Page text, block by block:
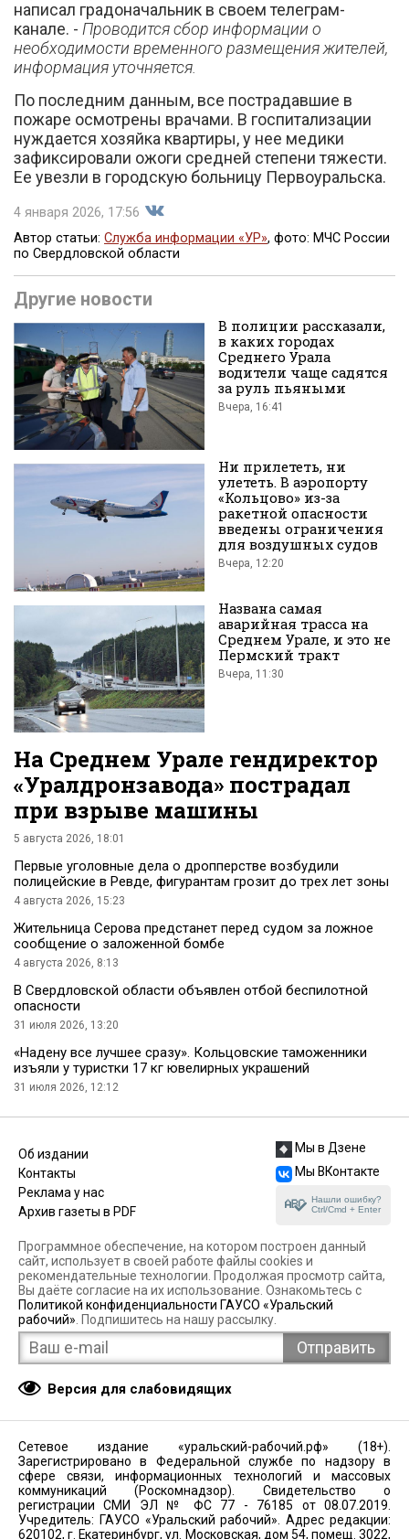
написал градоначальник в своем телеграм-
канале. - Проводится сбор информации о
необходимости временного размещения жителей,
информация уточняется.
По последним данным, все пострадавшие в
пожаре осмотрены врачами. В госпитализации
нуждается хозяйка квартиры, у нее медики
зафиксировали ожоги средней степени тяжести.
Ее увезли в городскую больницу Первоуральска.
4 января 2026, 17:56
Поделиться
Вконтакте
Автор статьи: Служба информации «УР», фото: МЧС России
по Свердловской области
Другие новости
В полиции рассказали,
в каких городах
Среднего Урала
водители чаще садятся
за руль пьяными
Вчера, 16:41
Ни прилететь, ни
улететь. В аэропорту
«Кольцово» из-за
ракетной опасности
введены ограничения
для воздушных судов
Вчера, 12:20
Названа самая
аварийная трасса на
Среднем Урале, и это не
Пермский тракт
Вчера, 11:30
На Среднем Урале гендиректор
«Уралдронзавода» пострадал
при взрыве машины
5 августа 2026, 18:01
Первые уголовные дела о дропперстве возбудили
полицейские в Ревде, фигурантам грозит до трех лет зоны
4 августа 2026, 15:23
Жительница Серова предстанет перед судом за ложное
сообщение о заложенной бомбе
4 августа 2026, 8:13
В Свердловской области объявлен отбой беспилотной
опасности
31 июля 2026, 13:20
«Надену все лучшее сразу». Кольцовские таможенники
изъяли у туристки 17 кг ювелирных украшений
31 июля 2026, 12:12
Об издании
Контакты
Реклама у нас
Архив газеты в PDF
Мы в Дзене
Мы ВКонтакте
Нашли ошибку?
Ctrl/Cmd + Enter
Программное обеспечение, на котором построен данный
сайт, использует в своей работе файлы cookies и
рекомендательные технологии. Продолжая просмотр сайта,
Вы даёте согласие на их использование. Ознакомьтесь с
Политикой конфиденциальности ГАУСО «Уральский
рабочий» . Подпишитесь на нашу рассылку.
Версия для слабовидящих
Сетевое издание «уральский-рабочий.рф» (18+).
Зарегистрировано в Федеральной службе по надзору в
сфере связи, информационных технологий и массовых
коммуникаций (Роскомнадзор). Свидетельство о
регистрации СМИ ЭЛ № ФС 77 - 76185 от 08.07.2019.
Учредитель: ГАУСО «Уральский рабочий». Адрес редакции:
620102, г. Екатеринбург, ул. Московская, дом 54, помещ. 3022,